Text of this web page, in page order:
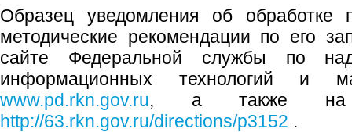
Образец уведомления об обработке
методические рекомендации по его
сайте Федеральной службы по
информационных технологий и
www.pd.rkn.gov.ru, а также на
http://63.rkn.gov.ru/directions/p3152 .